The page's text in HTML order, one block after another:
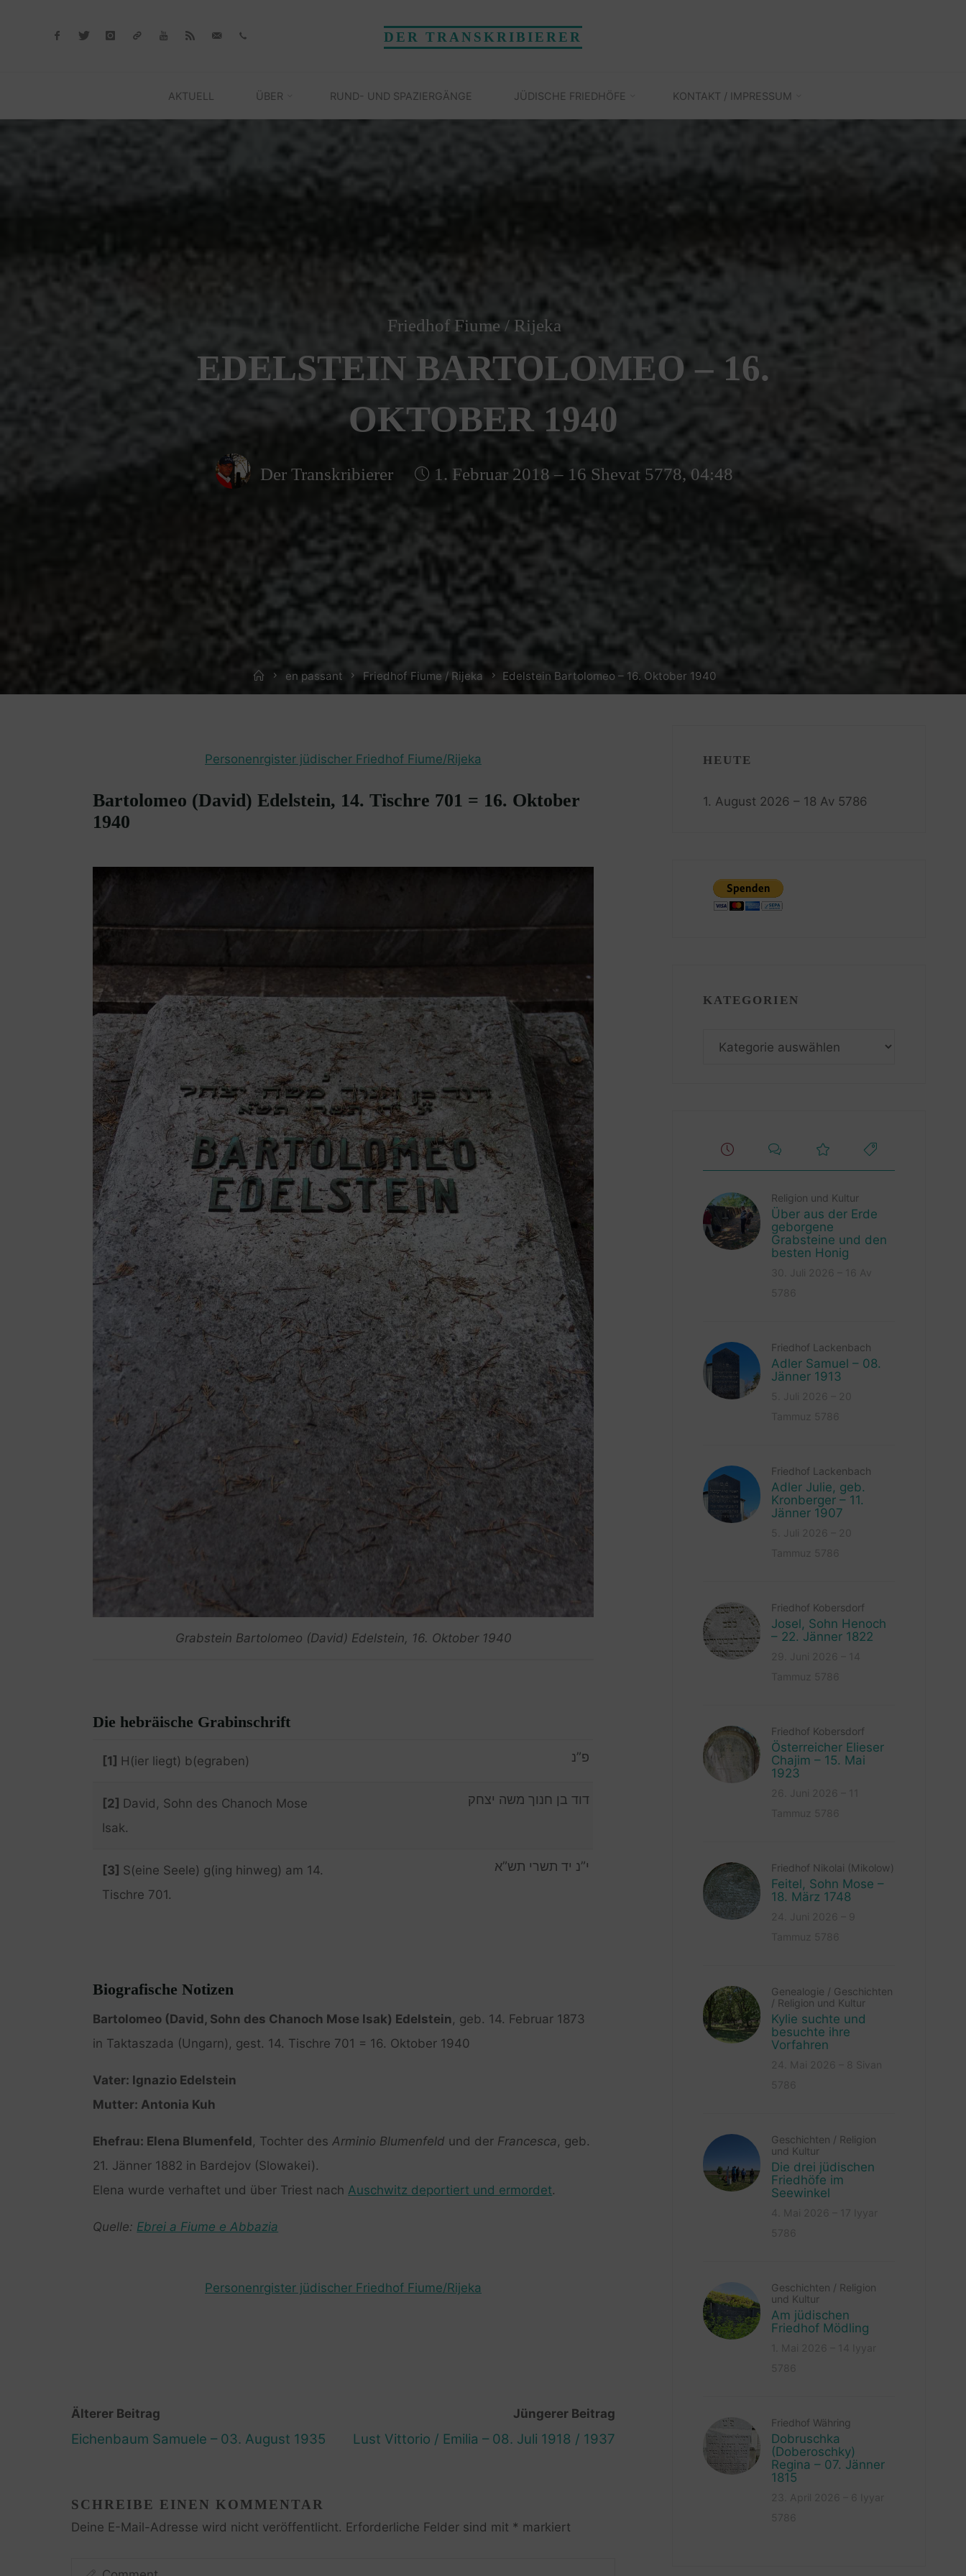
DER TRANSKRIBIERER
AKTUELL ÜBER RUND- UND SPAZIERGÄNGE JÜDISCHE FRIEDHÖFE KONTAKT / IMPRESSUM
Friedhof Fiume / Rijeka
EDELSTEIN BARTOLOMEO – 16.
OKTOBER 1940
Der Transkribierer 1. Februar 2018 – 16 Shevat 5778, 04:48
Homeen passant Friedhof Fiume / Rijeka Edelstein Bartolomeo – 16. Oktober 1940
Personenrgister jüdischer Friedhof Fiume/Rijeka
Bartolomeo (David) Edelstein, 14. Tischre 701 = 16. Oktober
1940
Grabstein Bartolomeo (David) Edelstein, 16. Oktober 1940
Die hebräische Grabinschrift
[1] H(ier liegt) b(egraben) פ”נ
[2] David, Sohn des Chanoch Mose
Isak.
דוד בן חנוך משה יצחק
[3] S(eine Seele) g(ing hinweg) am 14.
Tischre 701.
י”נ יד תשרי תש”א
Biografische Notizen
Bartolomeo (David, Sohn des Chanoch Mose Isak) Edelstein, geb. 14. Februar 1873
in Taktaszada (Ungarn), gest. 14. Tischre 701 = 16. Oktober 1940
Vater: Ignazio Edelstein
Mutter: Antonia Kuh
Ehefrau: Elena Blumenfeld, Tochter des Arminio Blumenfeld und der Francesca , geb.
21. Jänner 1882 in Bardejov (Slowakei).
Elena wurde verhaftet und über Triest nach Auschwitz deportiert und ermordet.
Quelle: Ebrei a Fiume e Abbazia
Personenrgister jüdischer Friedhof Fiume/Rijeka
Älterer Beitrag
Eichenbaum Samuele – 03. August 1935
Jüngerer Beitrag
Lust Vittorio / Emilia – 08. Juli 1918 / 1937
SCHREIBE EINEN KOMMENTAR
Deine E-Mail-Adresse wird nicht veröffentlicht. Erforderliche Felder sind mit * markiert
HEUTE
1. August 2026 – 18 Av 5786
KATEGORIEN
Religion und Kultur
Über aus der Erde
geborgene
Grabsteine und den
besten Honig
Friedhof Lackenbach
Adler Samuel – 08.
Jänner 1913
Friedhof Lackenbach
Adler Julie, geb.
Kronberger – 11.
Jänner 1907
Friedhof Kobersdorf
Josel, Sohn Henoch
– 22. Jänner 1822
Friedhof Kobersdorf
Österreicher Elieser
Chajim – 15. Mai
1923
Friedhof Nikolai (Mikolow)
Feitel, Sohn Mose –
18. März 1748
Genealogie / Geschichten
/ Religion und Kultur
Kylie suchte und
besuchte ihre
Vorfahren
Geschichten / Religion
und Kultur
Die drei jüdischen
Friedhöfe im
Seewinkel
Geschichten / Religion
und Kultur
Am jüdischen
Friedhof Mödling
Friedhof Währing
Dobruschka
(Doberoschky)
Regina – 07. Jänner
1815